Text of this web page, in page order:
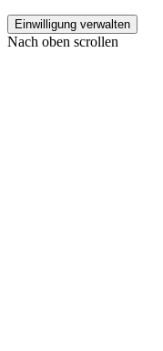
Einwilligung verwalten
Nach oben scrollen